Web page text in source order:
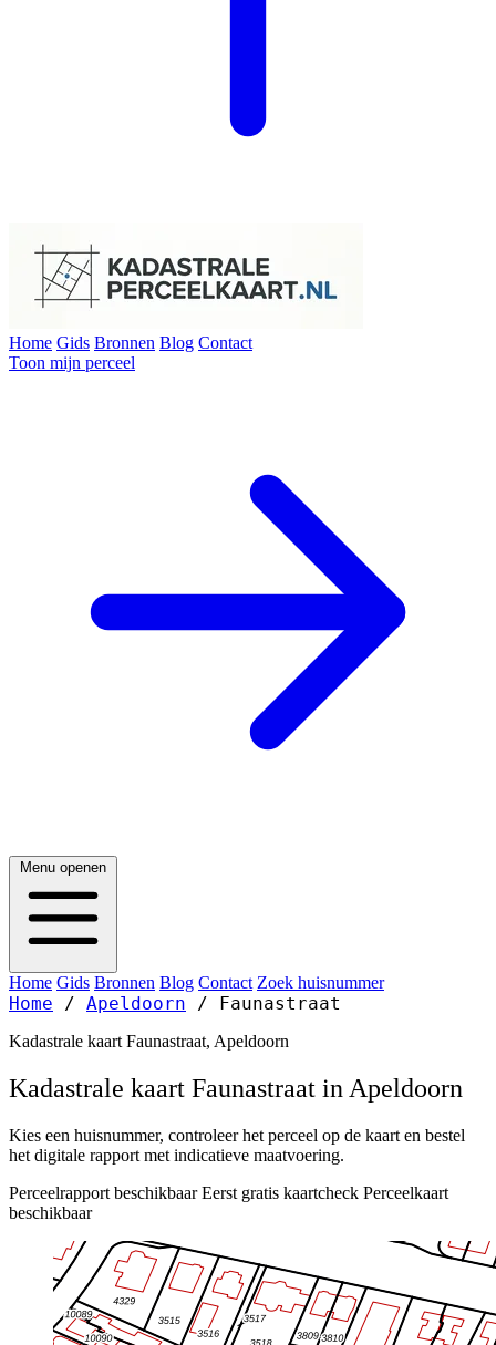
Home Gids Bronnen Blog Contact
Toon mijn perceel
Menu openen
Home Gids Bronnen Blog Contact Zoek huisnummer
Home / Apeldoorn / Faunastraat
Kadastrale kaart Faunastraat, Apeldoorn
Kadastrale kaart Faunastraat in Apeldoorn
Kies een huisnummer, controleer het perceel op de kaart en bestel
het digitale rapport met indicatieve maatvoering.
Perceelrapport beschikbaar Eerst gratis kaartcheck Perceelkaart
beschikbaar